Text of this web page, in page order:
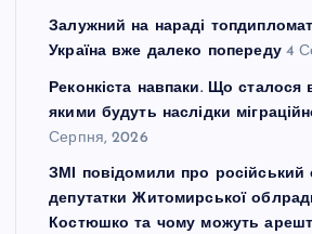
Залужний на нараді
Україна вже далеко попереду 4
Реконкіста навпаки. Що сталося
якими будуть наслідки
Серпня, 2026
ЗМІ повідомили про російський
депутатки Житомирської
Костюшко та чому можуть